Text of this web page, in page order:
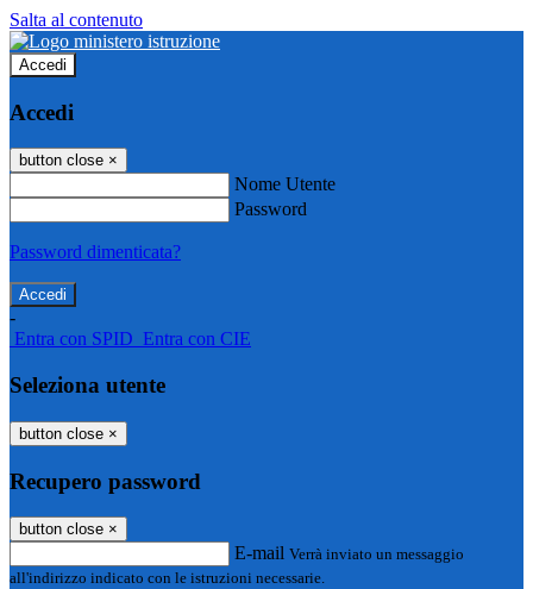
Salta al contenuto
Accedi
Accedi
button close ×
Nome Utente
Password
Password dimenticata?
-
Entra con SPID Entra con CIE
Seleziona utente
button close ×
Recupero password
button close ×
E-mail Verrà inviato un messaggio
all'indirizzo indicato con le istruzioni necessarie.